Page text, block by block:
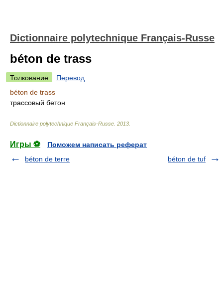
Dictionnaire polytechnique Français-Russe
béton de trass
Толкование
Перевод
béton de trass
трассовый бетон
Dictionnaire polytechnique Français-Russe 2013
Игры ⚽
Поможем написать реферат
béton de terre
béton de tuf